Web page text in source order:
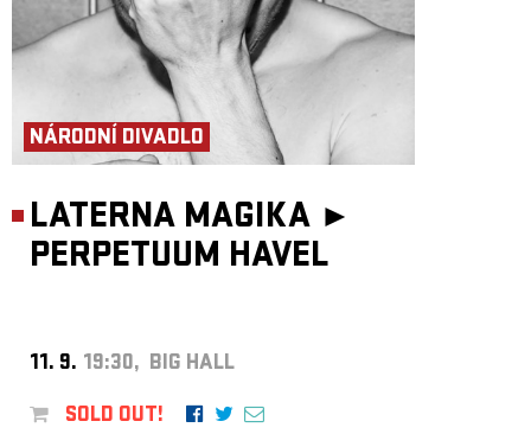
NÁRODNÍ DIVADLO
LATERNA MAGIKA ►
PERPETUUM HAVEL
11. 9. 19:30, BIG HALL
SOLD OUT!